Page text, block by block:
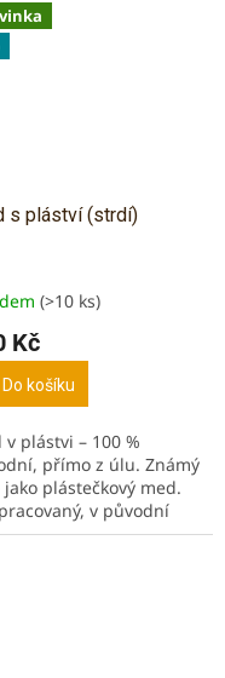
chuť.
s pláství (strdí)
(>10 ks)
Kč
Do košíku
v plástvi – 100 %
přímo z úlu. Známý
jako plástečkový med.
v původní
se zavíčkovaným